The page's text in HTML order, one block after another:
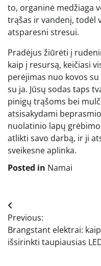
to, organinė medžiaga
trąšas ir vandenį, todėl
atsparesni stresui.
Pradėjus žiūrėti į
kaip į resursą, keičiasi
perėjimas nuo kovos
su ja. Jūsų sodas taps
pinigų trąšoms bei
atsisakydami
nuolatinio lapų
atlikti savo darbą, ir ji
sveikesne aplinka.
Posted in Namai
Navigacija
tarp
įrašų
Previous:
Brangstant elektrai: kaip
išsirinkti taupiausias